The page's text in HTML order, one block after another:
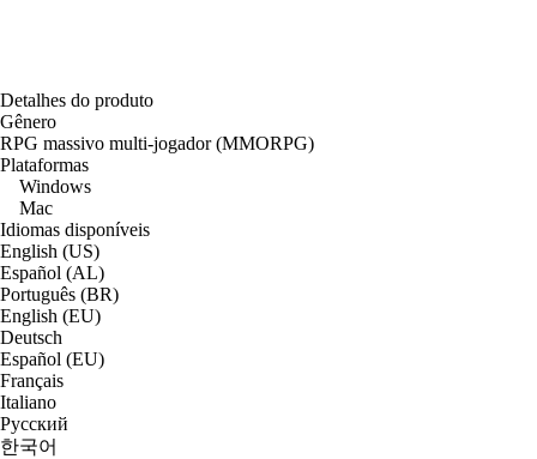
Detalhes do produto
Gênero
RPG massivo multi-jogador (MMORPG)
Plataformas
Windows
Mac
Idiomas disponíveis
English (US)
Español (AL)
Português (BR)
English (EU)
Deutsch
Español (EU)
Français
Italiano
Русский
한국어